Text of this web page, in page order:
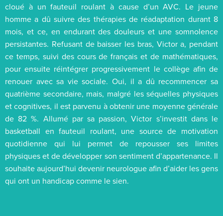
cloué à un fauteuil roulant à cause d’un AVC. Le jeune
homme a dû suivre des thérapies de réadaptation durant 8
mois, et ce, en endurant des douleurs et une somnolence
persistantes. Refusant de baisser les bras, Victor a, pendant
ce temps, suivi des cours de français et de mathématiques,
pour ensuite réintégrer progressivement le collège afin de
renouer avec sa vie sociale. Oui, il a dû recommencer sa
quatrième secondaire, mais, malgré les séquelles physiques
et cognitives, il est parvenu à obtenir une moyenne générale
de 82 %. Allumé par sa passion, Victor s’investit dans le
basketball en fauteuil roulant, une source de motivation
quotidienne qui lui permet de repousser ses limites
physiques et de développer son sentiment d’appartenance. Il
souhaite aujourd’hui devenir neurologue afin d’aider les gens
qui ont un handicap comme le sien.